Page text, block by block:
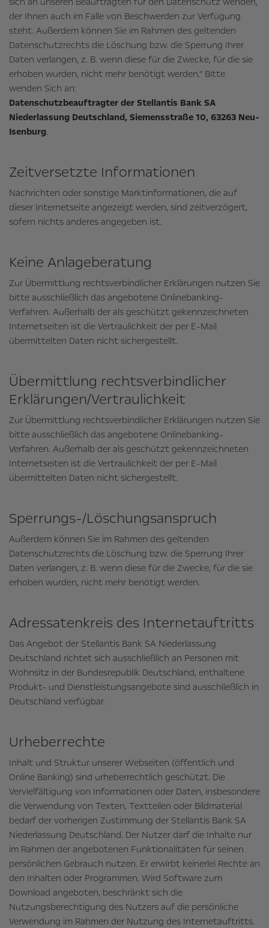
der Ihnen auch im Falle von Beschwerden zur Verfügung
steht. Außerdem können Sie im Rahmen des geltenden
Datenschutzrechts die Löschung bzw. die Sperrung Ihrer
Daten verlangen, z. B. wenn diese für die Zwecke, für die sie
erhoben wurden, nicht mehr benötigt werden." Bitte
wenden Sich an:
Datenschutzbeauftragter der Stellantis Bank SA
Niederlassung Deutschland, Siemensstraße 10, 63263 Neu-
Isenburg.
Zeitversetzte Informationen
Nachrichten oder sonstige Marktinformationen, die auf
dieser Internetseite angezeigt werden, sind zeitverzögert,
sofern nichts anderes angegeben ist.
Keine Anlageberatung
Zur Übermittlung rechtsverbindlicher Erklärungen nutzen Sie
bitte ausschließlich das angebotene Onlinebanking-
Verfahren. Außerhalb der als geschützt gekennzeichneten
Internetseiten ist die Vertraulichkeit der per E-Mail
übermittelten Daten nicht sichergestellt.
Übermittlung rechtsverbindlicher
Erklärungen/­Vertraulichkeit
Zur Übermittlung rechtsverbindlicher Erklärungen nutzen Sie
bitte ausschließlich das angebotene Onlinebanking-
Verfahren. Außerhalb der als geschützt gekennzeichneten
Internetseiten ist die Vertraulichkeit der per E-Mail
übermittelten Daten nicht sichergestellt.
Sperrungs-/­Löschungsanspruch
Außerdem können Sie im Rahmen des geltenden
Datenschutzrechts die Löschung bzw. die Sperrung Ihrer
Daten verlangen, z. B. wenn diese für die Zwecke, für die sie
erhoben wurden, nicht mehr benötigt werden.
Adressatenkreis des Internetauftritts
Das Angebot der Stellantis Bank SA Niederlassung
Deutschland richtet sich ausschließlich an Personen mit
Wohnsitz in der Bundesrepublik Deutschland, enthaltene
Produkt- und Dienstleistungsangebote sind ausschließlich in
Deutschland verfügbar.
Urheberrechte
Inhalt und Struktur unserer Webseiten (öffentlich und
Online Banking) sind urheberrechtlich geschützt. Die
Vervielfältigung von Informationen oder Daten, insbesondere
die Verwendung von Texten, Textteilen oder Bildmaterial
bedarf der vorherigen Zustimmung der Stellantis Bank SA
Niederlassung Deutschland. Der Nutzer darf die Inhalte nur
im Rahmen der angebotenen Funktionalitäten für seinen
persönlichen Gebrauch nutzen. Er erwirbt keinerlei Rechte an
den Inhalten oder Programmen. Wird Software zum
Download angeboten, beschränkt sich die
Nutzungsberechtigung des Nutzers auf die persönliche
Verwendung im Rahmen der Nutzung des Internetauftritts.